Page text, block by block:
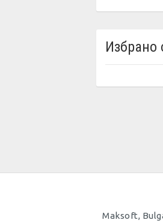
Избрано
Maksoft,